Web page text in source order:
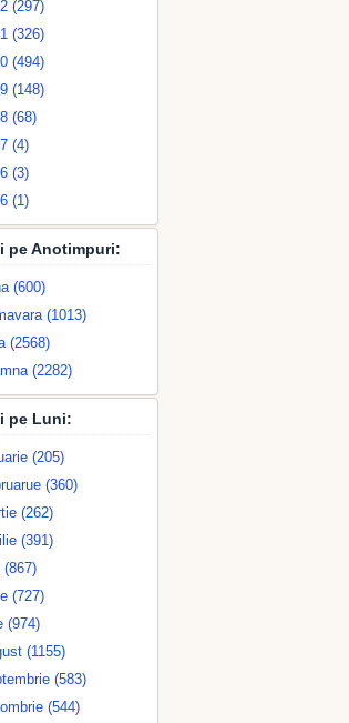
(297)
(326)
(494)
(148)
(68)
(4)
(3)
(1)
pe Anotimpuri:
(600)
(1013)
(2568)
(2282)
pe Luni:
(205)
(360)
(262)
(391)
(867)
(727)
(974)
(1155)
(583)
(544)